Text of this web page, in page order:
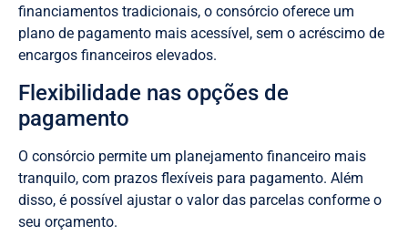
financiamentos tradicionais, o consórcio oferece um
plano de pagamento mais acessível, sem o acréscimo de
encargos financeiros elevados.
Flexibilidade nas opções de
pagamento
O consórcio permite um planejamento financeiro mais
tranquilo, com prazos flexíveis para pagamento. Além
disso, é possível ajustar o valor das parcelas conforme o
seu orçamento.